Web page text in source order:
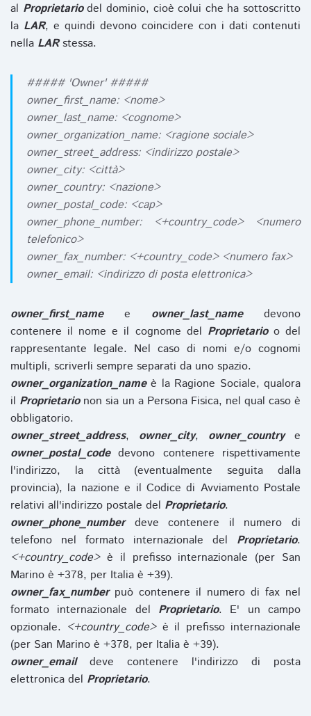
al Proprietariodel dominio, cioè colui che ha sottoscritto
la LAR, e quindi devono coincidere con i dati contenuti
nella LARstessa.
##### 'Owner' #####
owner_first_name: <nome>
owner_last_name: <cognome>
owner_organization_name: <ragione sociale>
owner_street_address: <indirizzo postale>
owner_city: <città>
owner_country: <nazione>
owner_postal_code: <cap>
owner_phone_number: <+country_code> <numero
telefonico>
owner_fax_number: <+country_code> <numero fax>
owner_email: <indirizzo di posta elettronica>
owner_first_namee owner_last_namedevono
contenere il nome e il cognome del Proprietarioo del
rappresentante legale. Nel caso di nomi e/o cognomi
multipli, scriverli sempre separati da uno spazio.
owner_organization_nameè la Ragione Sociale, qualora
il Proprietarionon sia un a Persona Fisica, nel qual caso è
obbligatorio.
owner_street_address, owner_city, owner_countrye
owner_postal_codedevono contenere rispettivamente
l'indirizzo, la città (eventualmente seguita dalla
provincia), la nazione e il Codice di Avviamento Postale
relativi all'indirizzo postale del Proprietario.
owner_phone_numberdeve contenere il numero di
telefono nel formato internazionale del Proprietario.
<+country_code>è il prefisso internazionale (per San
Marino è +378, per Italia è +39).
owner_fax_numberpuò contenere il numero di fax nel
formato internazionale del Proprietario. E' un campo
opzionale. <+country_code>è il prefisso internazionale
(per San Marino è +378, per Italia è +39).
owner_emaildeve contenere l'indirizzo di posta
elettronica del Proprietario.